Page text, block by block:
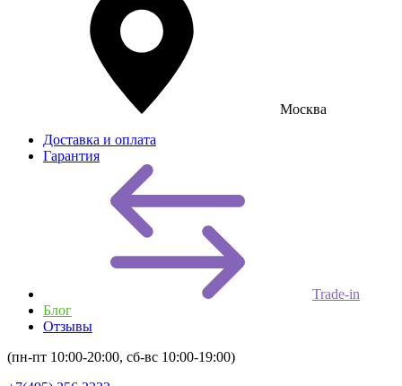
Москва
Доставка и оплата
Гарантия
Trade-in
Блог
Отзывы
(пн-пт 10:00-20:00, сб-вс 10:00-19:00)